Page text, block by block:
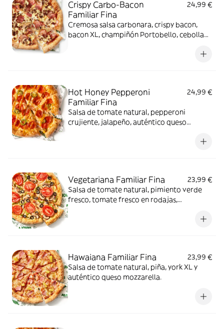
Crispy Carbo-Bacon
Familiar Fina
24,99 €
Cremosa salsa carbonara, crispy bacon,
bacon XL, champiñón Portobello, cebolla
Hot Honey Pepperoni
Familiar Fina
24,99 €
Salsa de tomate natural, pepperoni
crujiente, jalapeño, auténtico queso
Vegetariana Familiar Fina
23,99 €
Salsa de tomate natural, pimiento verde
fresco, tomate fresco en rodajas,
Hawaiana Familiar Fina
23,99 €
Salsa de tomate natural, piña, york XL y
auténtico queso mozzarella.